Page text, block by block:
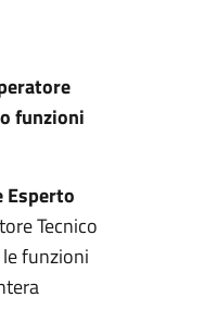
funzioni
Esperto
Tecnico
funzioni